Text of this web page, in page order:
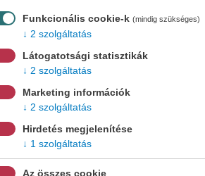
Funkcionális cookie-k (mindig szükséges)
2 szolgáltatás
Látogatotsági statisztikák
2 szolgáltatás
Marketing információk
2 szolgáltatás
Hirdetés megjelenítése
1 szolgáltatás
Az összes cookie